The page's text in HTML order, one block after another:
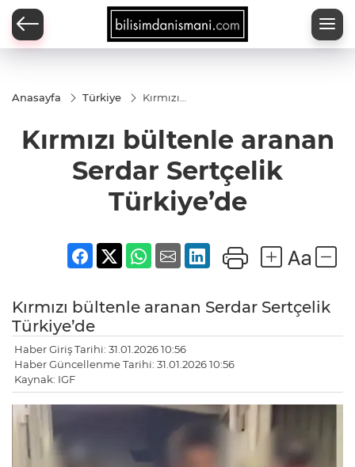
Anasayfa Türkiye
Kırmızı
Serdar
Sertçelik
Türkiye’de
Kırmızı bültenle aranan
Serdar Sertçelik
Türkiye’de
Kırmızı bültenle aranan Serdar Sertçelik
Türkiye’de
Haber Giriş Tarihi: 31.01.2026 10:56
Haber Güncellenme Tarihi: 31.01.2026 10:56
Kaynak: IGF